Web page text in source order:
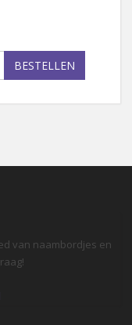
BESTELLEN
van naambordjes en